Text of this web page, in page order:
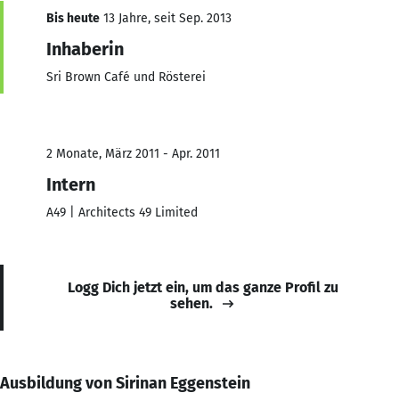
Bis heute 13 Jahre, seit Sep. 2013
Inhaberin
Sri Brown Café und Rösterei
2 Monate, März 2011 - Apr. 2011
Intern
A49 | Architects 49 Limited
Logg Dich jetzt ein, um das ganze Profil zu
sehen.
Ausbildung von Sirinan Eggenstein